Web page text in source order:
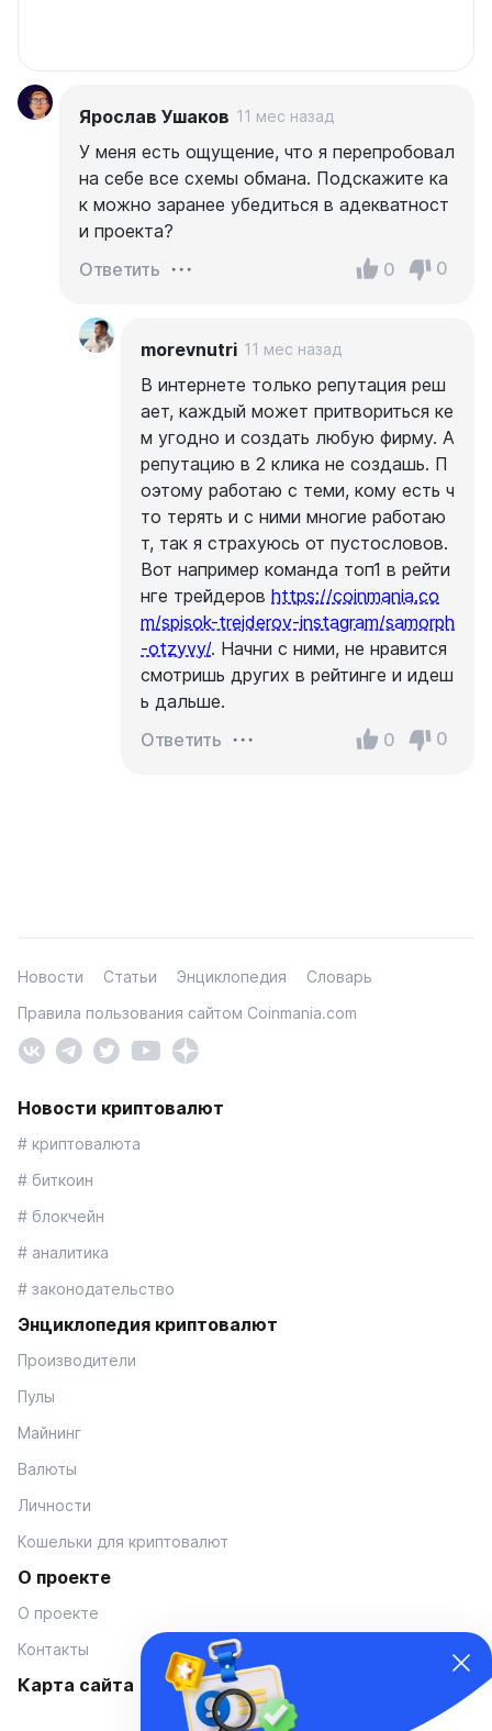
Ярослав Ушаков 11 мес назад
У меня есть ощущение, что я перепробовал
на себе все схемы обмана. Подскажите ка
к можно заранее убедиться в адекватност
и проекта?
Ответить
0 0
morevnutri 11 мес назад
В интернете только репутация реш
ает, каждый может притвориться ке
м угодно и создать любую фирму. А
репутацию в 2 клика не создашь. П
оэтому работаю с теми, кому есть ч
то терять и с ними многие работаю
т, так я страхуюсь от пустословов.
Вот например команда топ1 в рейти
нге трейдеров https://coinmania.co
m/spisok-trejderov-instagram/samorph
-otzyvy/. Начни с ними, не нравится
смотришь других в рейтинге и идеш
ь дальше.
Ответить
0 0
Новости Статьи Энциклопедия
Словарь
Правила пользования сайтом Coinmania.com
Новости криптовалют
# криптовалюта
# биткоин
# блокчейн
# аналитика
# законодательство
Энциклопедия криптовалют
Производители
Пулы
Майнинг
Валюты
Личности
Кошельки для криптовалют
О проекте
О проекте
Контакты
Карта сайта